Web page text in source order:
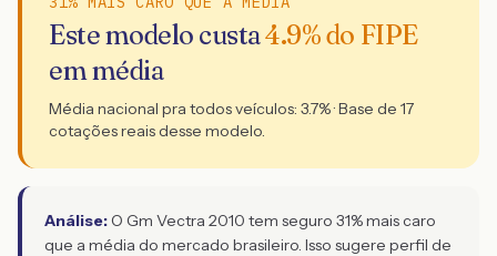
Este modelo custa4.9% do FIPE
em média
Média nacional pra todos veículos: 3.7% · Base de 17
cotações reais desse modelo.
Análise: O Gm Vectra 2010 tem seguro 31% mais caro
que a média do mercado brasileiro. Isso sugere perfil de